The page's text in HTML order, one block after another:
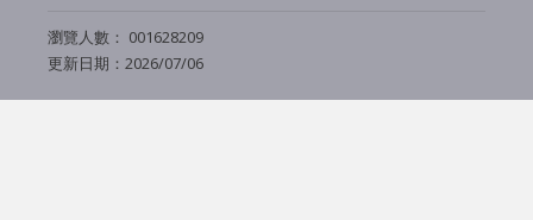
瀏覽人數： 001628209
更新日期：2026/07/06